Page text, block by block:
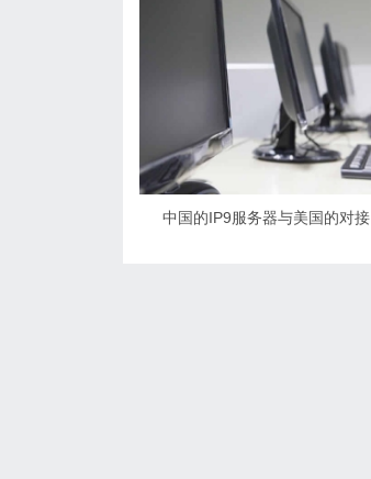
中国的IP9服务器与美国的对接